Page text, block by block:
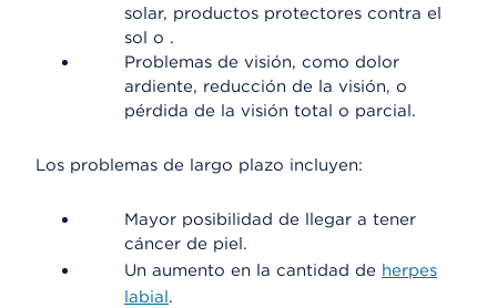
solar, productos protectores contra el
sol o .
Problemas de visión, como dolor
ardiente, reducción de la visión, o
pérdida de la visión total o parcial.
Los problemas de largo plazo incluyen:
Mayor posibilidad de llegar a tener
cáncer de piel.
Un aumento en la cantidad de herpes
labial.